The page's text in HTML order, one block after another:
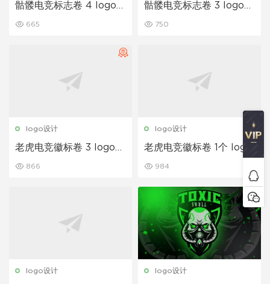
骷髅电竞标志卷 4 logo模
665
骷髅电竞标志卷 3 logo设
750
logo设计
老虎电竞徽标卷 3 logo设
866
logo设计
老虎电竞徽标卷 1个 logo
984
logo设计 logo设计